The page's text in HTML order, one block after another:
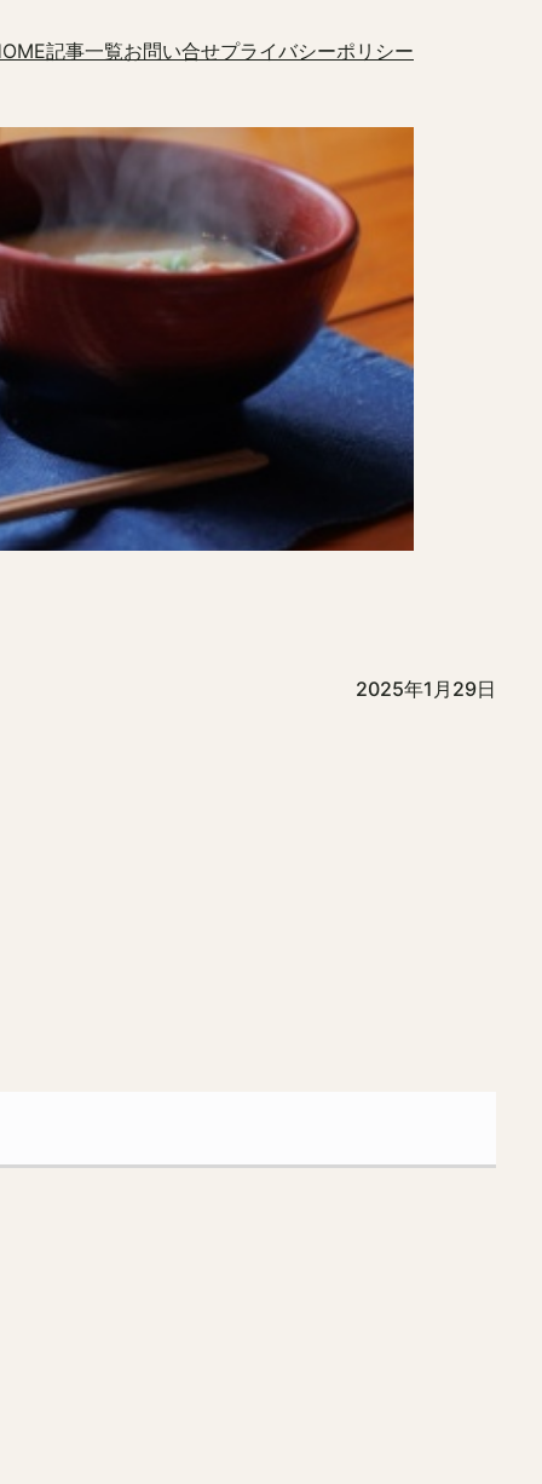
記事一覧お問い合せプライバシーポリシー
2025年1月29日